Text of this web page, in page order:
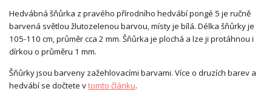
Hedvábná šňůrka z pravého přírodního hedvábí pongé 5 je ručně
barvená světlou žlutozelenou barvou, místy je bílá. Délka šňůrky je
105-110 cm, průměr cca 2 mm. Šňůrka je plochá a lze ji protáhnou i
dírkou o průměru 1 mm.
Šňůrky jsou barveny zažehlovacími barvami. Více o druzích barev a
hedvábí se dočtete vtomto článku.